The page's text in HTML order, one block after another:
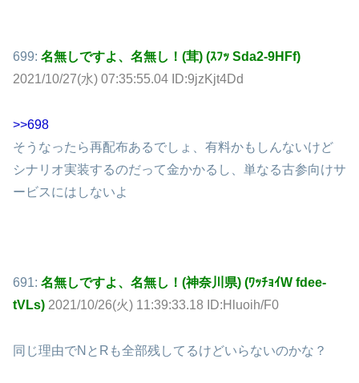
699: 名無しですよ、名無し！(茸) (ｽﾌｯ Sda2-9HFf)
2021/10/27(水) 07:35:55.04 ID:9jzKjt4Dd
>>698
そうなったら再配布あるでしょ、有料かもしんないけど
シナリオ実装するのだって金かかるし、単なる古参向けサ
ービスにはしないよ
691: 名無しですよ、名無し！(神奈川県) (ﾜｯﾁｮｲW fdee-
tVLs) 2021/10/26(火) 11:39:33.18 ID:Hluoih/F0
同じ理由でNとRも全部残してるけどいらないのかな？